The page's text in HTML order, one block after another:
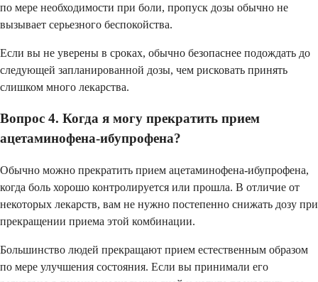
по мере необходимости при боли, пропуск дозы обычно не
вызывает серьезного беспокойства.
Если вы не уверены в сроках, обычно безопаснее подождать до
следующей запланированной дозы, чем рисковать принять
слишком много лекарства.
Вопрос 4. Когда я могу прекратить прием
ацетаминофена-ибупрофена?
Обычно можно прекратить прием ацетаминофена-ибупрофена,
когда боль хорошо контролируется или прошла. В отличие от
некоторых лекарств, вам не нужно постепенно снижать дозу при
прекращении приема этой комбинации.
Большинство людей прекращают прием естественным образом
по мере улучшения состояния. Если вы принимали его